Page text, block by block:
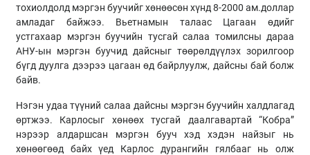
тохиолдолд мэргэн буучийг хөнөөсөн хүнд 8-2000 ам.доллар
амладаг байжээ. Вьетнамын талаас Цагаан өдийг
устгахаар мэргэн буучийн тусгай салаа томилсны дараа
АНУ-ын мэргэн буучид дайсныг төөрөлдүүлэх зорилгоор
бүгд дуулга дээрээ цагаан өд байрлуулж, дайсны бай болж
байв.
Нэгэн удаа түүний салаа дайсны мэргэн буучийн халдлагад
өртжээ. Карлосыг хөнөөх тусгай даалгавартай “Кобра”
нэрээр алдаршсан мэргэн бууч хэд хэдэн найзыг нь
хөнөөгөөд байх үед Карлос дурангийн гялбааг нь олж